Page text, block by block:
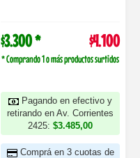
$3.300 * $4.100
* Comprando 1 o más productos surtidos
Pagando en efectivo y
retirando en Av. Corrientes
2425: $3.485,00
Comprá en 3 cuotas de